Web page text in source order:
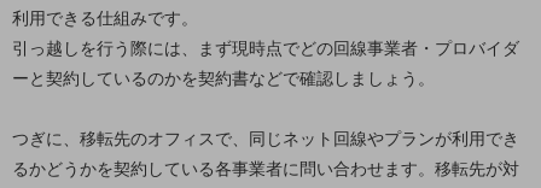
マーケティング
業務効率化
職場環境整備
利用できる仕組みです。
引っ越しを行う際には、まず現時点でどの回線事業者・プロバイダ
ーと契約しているのかを契約書などで確認しましょう。
つぎに、移転先のオフィスで、同じネット回線やプランが利用でき
るかどうかを契約している各事業者に問い合わせます。移転先が対